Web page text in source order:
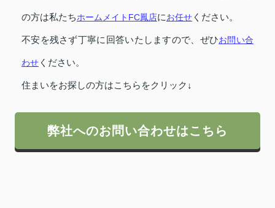
の方は私たちホームメイトFC鳳店にお任せ ください。
不安を残さず丁寧に回答いたしますので、ぜひお問い合
わせ ください。
住まいをお探しの方はこちらをクリック↓
弊社へのお問い合わせはこちら